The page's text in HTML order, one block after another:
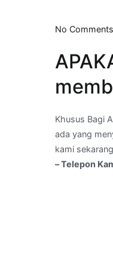
No Comments
Khusus Bagi
ada yang
kami
– Telepon